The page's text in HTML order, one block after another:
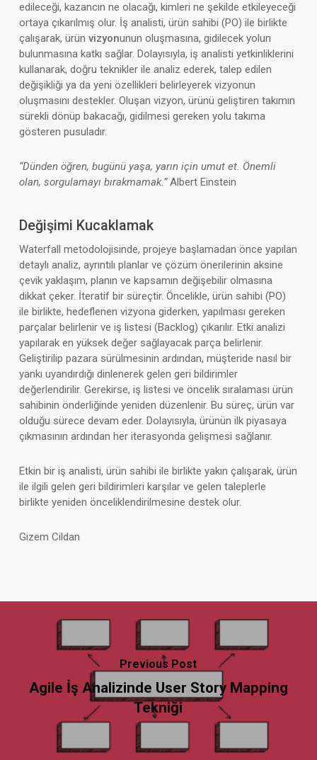
edileceği, kazancın ne olacağı, kimleri ne şekilde etkileyeceği
ortaya çıkarılmış olur. İş analisti, ürün sahibi (PO) ile birlikte
çalışarak, ürün vizyonunun oluşmasına, gidilecek yolun
bulunmasına katkı sağlar. Dolayısıyla, iş analisti yetkinliklerini
kullanarak, doğru teknikler ile analiz ederek, talep edilen
değişikliği ya da yeni özellikleri belirleyerek vizyonun
oluşmasını destekler. Oluşan vizyon, ürünü geliştiren takımın
sürekli dönüp bakacağı, gidilmesi gereken yolu takıma
gösteren pusuladır.
“Dünden öğren, bugünü yaşa, yarın için umut et. Önemli
olan, sorgulamayı bırakmamak.”Albert Einstein
Değişimi Kucaklamak
Waterfall metodolojisinde, projeye başlamadan önce yapılan
detaylı analiz, ayrıntılı planlar ve çözüm önerilerinin aksine
çevik yaklaşım, planın ve kapsamın değişebilir olmasına
dikkat çeker. İteratif bir süreçtir. Öncelikle, ürün sahibi (PO)
ile birlikte, hedeflenen vizyona giderken, yapılması gereken
parçalar belirlenir ve iş listesi (Backlog) çıkarılır. Etki analizi
yapılarak en yüksek değer sağlayacak parça belirlenir.
Geliştirilip pazara sürülmesinin ardından, müşteride nasıl bir
yankı uyandırdığı dinlenerek gelen geri bildirimler
değerlendirilir. Gerekirse, iş listesi ve öncelik sıralaması ürün
sahibinin önderliğinde yeniden düzenlenir. Bu süreç, ürün var
olduğu sürece devam eder. Dolayısıyla, ürünün ilk piyasaya
çıkmasının ardından her iterasyonda gelişmesi sağlanır.
Etkin bir iş analisti, ürün sahibi ile birlikte yakın çalışarak, ürün
ile ilgili gelen geri bildirimleri karşılar ve gelen taleplerle
birlikte yeniden önceliklendirilmesine destek olur.
Gizem Cildan
Previous Post
Agile İş Analizinde User Story Mapping
Tekniği